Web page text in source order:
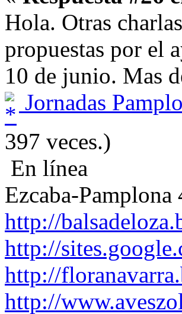
Hola. Otras
propuestas por el
10 de junio. Mas
Jornadas
397 veces.)
En línea
Ezcaba-Pamplona
http://
http://
http://
http://